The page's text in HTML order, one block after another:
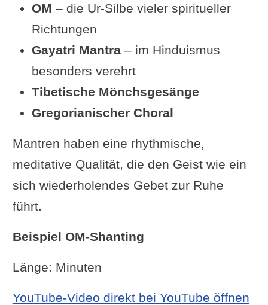
OM – die Ur-Silbe vieler spiritueller
Richtungen
Gayatri Mantra– im Hinduismus
besonders verehrt
Tibetische Mönchsgesänge
Gregorianischer Choral
Mantren haben eine rhythmische,
meditative Qualität, die den Geist wie ein
sich wiederholendes Gebet zur Ruhe
führt.
Beispiel OM-Shanting
Länge: Minuten
YouTube-Video direkt bei YouTube öffnen